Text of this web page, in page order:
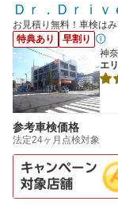
Ｄｒ．Ｄｒｉｖ
お見積り無料！車検は
特典あり
早割り
神
エ
参考車検価格
法定24ヶ月点検対象